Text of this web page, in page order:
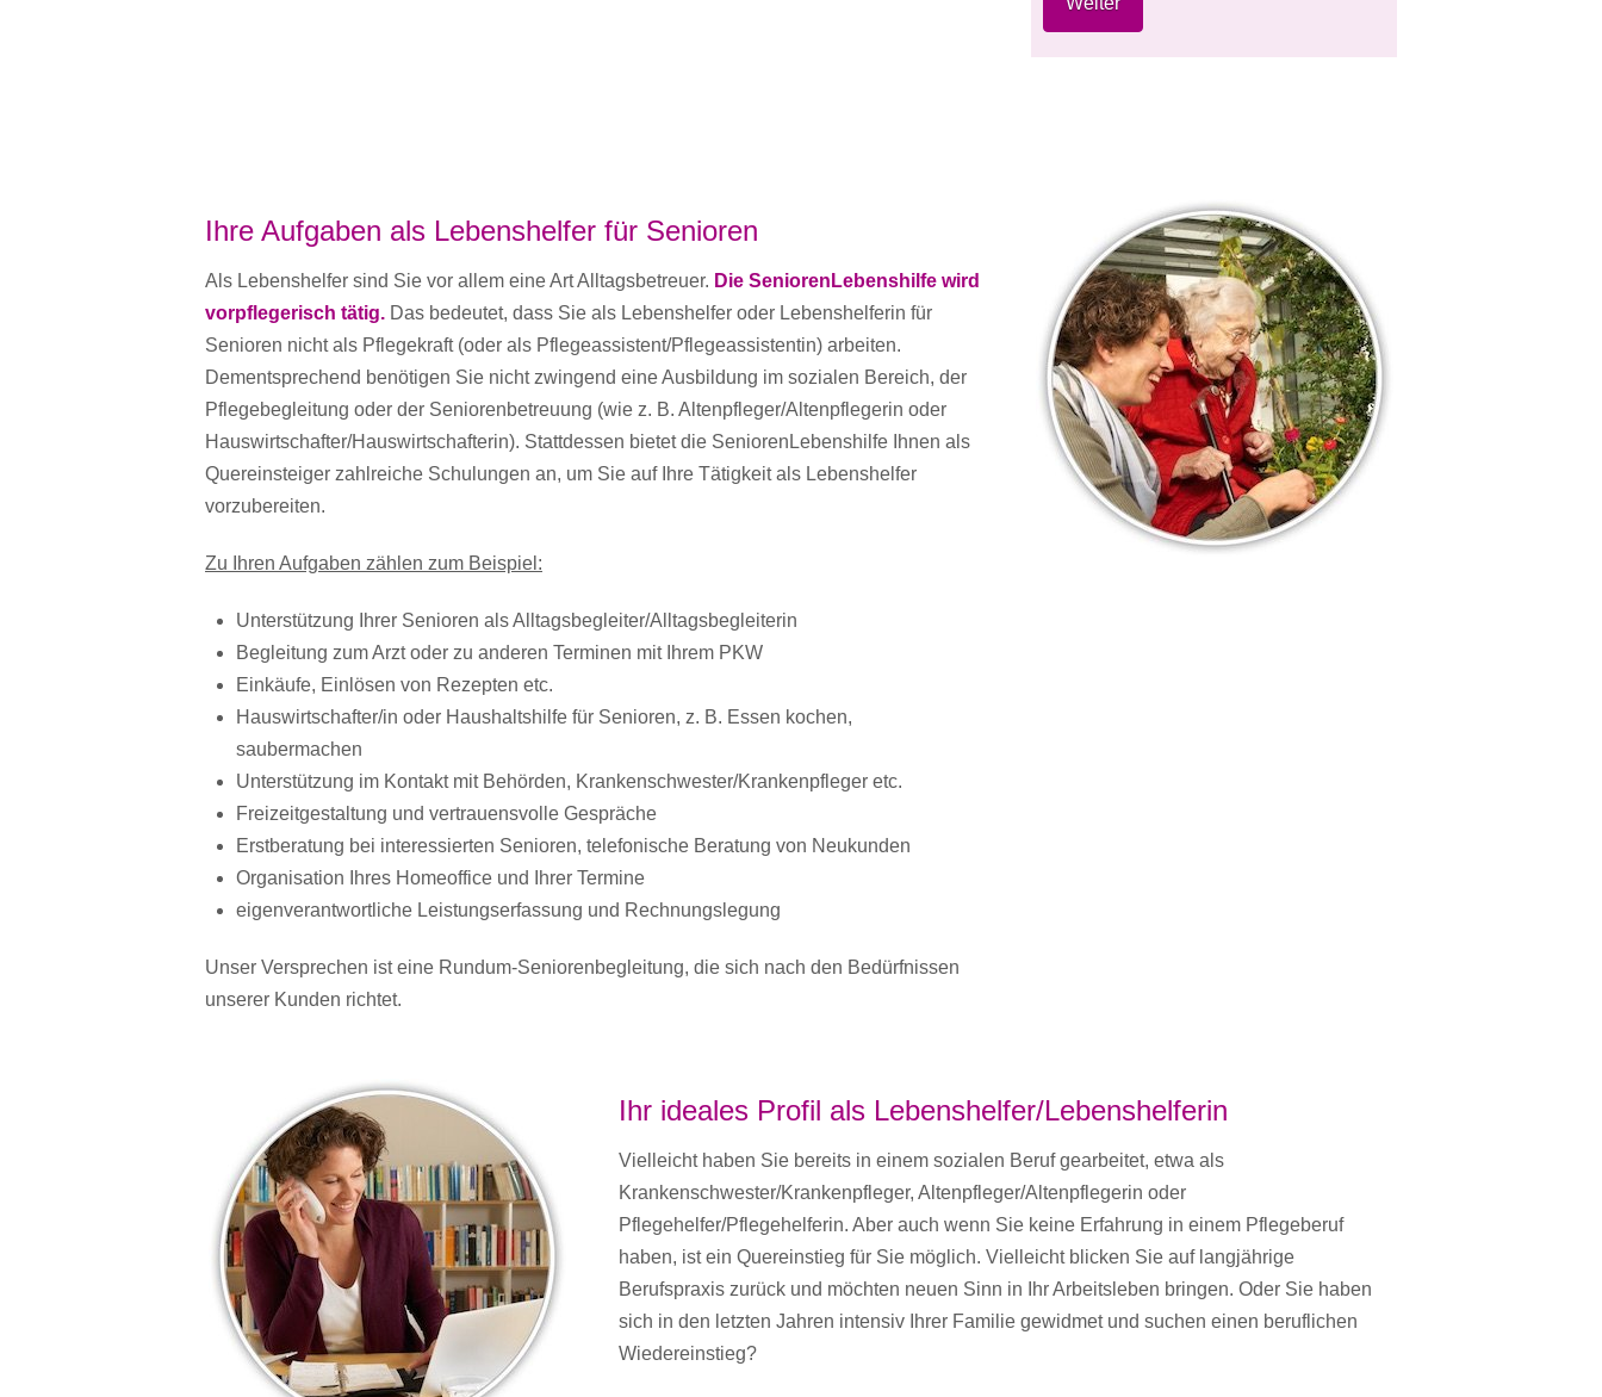
Ihre Aufgaben als Lebenshelfer für Senioren
Als Lebenshelfer sind Sie vor allem eine Art Alltagsbetreuer. Die SeniorenLebenshilfe wird
vorpflegerisch tätig. Das bedeutet, dass Sie als Lebenshelfer oder Lebenshelferin für
Senioren nicht als Pflegekraft (oder als Pflegeassistent/Pflegeassistentin) arbeiten.
Dementsprechend benötigen Sie nicht zwingend eine Ausbildung im sozialen Bereich, der
Pflegebegleitung oder der Seniorenbetreuung (wie z. B. Altenpfleger/Altenpflegerin oder
Hauswirtschafter/Hauswirtschafterin). Stattdessen bietet die SeniorenLebenshilfe Ihnen als
Quereinsteiger zahlreiche Schulungen an, um Sie auf Ihre Tätigkeit als Lebenshelfer
vorzubereiten.
Zu Ihren Aufgaben zählen zum Beispiel:
Unterstützung Ihrer Senioren als Alltagsbegleiter/Alltagsbegleiterin
Begleitung zum Arzt oder zu anderen Terminen mit Ihrem PKW
Einkäufe, Einlösen von Rezepten etc.
Hauswirtschafter/in oder Haushaltshilfe für Senioren, z. B. Essen kochen,
saubermachen
Unterstützung im Kontakt mit Behörden, Krankenschwester/Krankenpfleger etc.
Freizeitgestaltung und vertrauensvolle Gespräche
Erstberatung bei interessierten Senioren, telefonische Beratung von Neukunden
Organisation Ihres Homeoffice und Ihrer Termine
eigenverantwortliche Leistungserfassung und Rechnungslegung
Unser Versprechen ist eine Rundum-Seniorenbegleitung, die sich nach den Bedürfnissen
unserer Kunden richtet.
Ihr ideales Profil als Lebenshelfer/Lebenshelferin
Vielleicht haben Sie bereits in einem sozialen Beruf gearbeitet, etwa als
Krankenschwester/Krankenpfleger, Altenpfleger/Altenpflegerin oder
Pflegehelfer/Pflegehelferin. Aber auch wenn Sie keine Erfahrung in einem Pflegeberuf
haben, ist ein Quereinstieg für Sie möglich. Vielleicht blicken Sie auf langjährige
Berufspraxis zurück und möchten neuen Sinn in Ihr Arbeitsleben bringen. Oder Sie haben
sich in den letzten Jahren intensiv Ihrer Familie gewidmet und suchen einen beruflichen
Wiedereinstieg?